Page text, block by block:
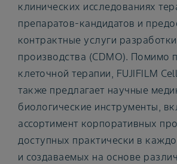
клинических исследованиях
препаратов-кандидатов и
контрактные услуги
производства (CDMO). Помимо
клеточной терапии, FUJIFILM
также предлагает научные
биологические инструменты,
ассортимент корпоративных
доступных практически в
и создаваемых на основе